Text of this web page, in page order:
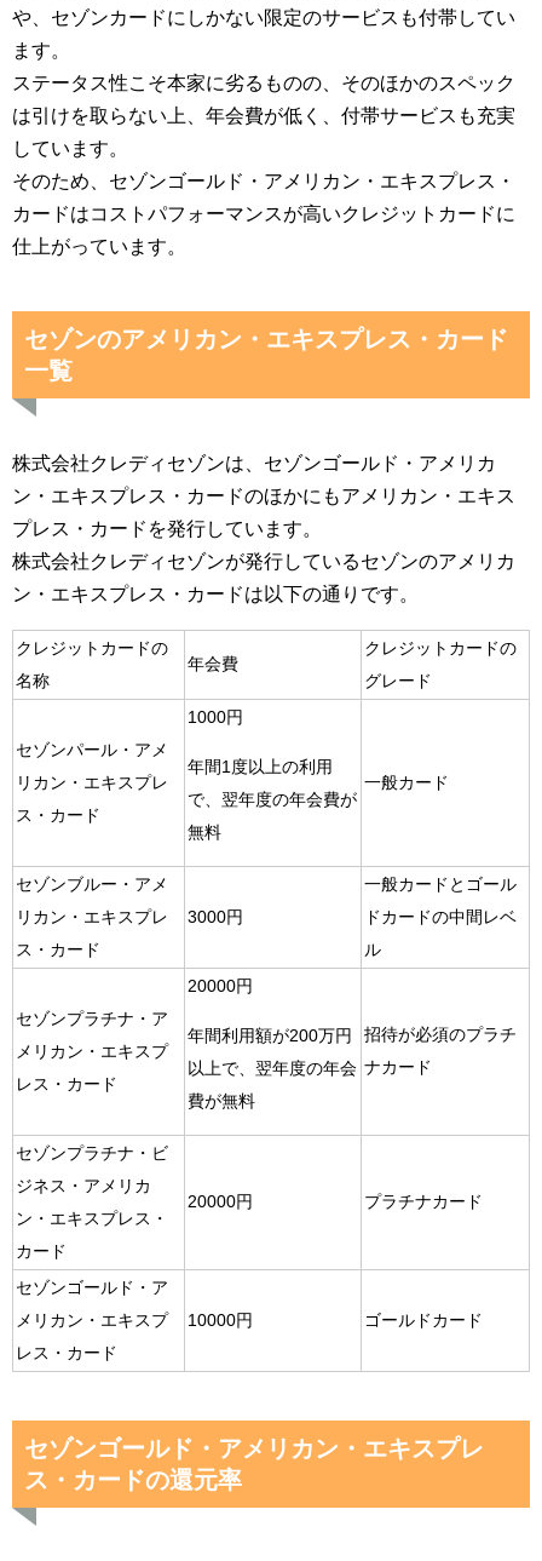
や、セゾンカードにしかない限定のサービスも付帯してい
ます。
ステータス性こそ本家に劣るものの、そのほかのスペック
は引けを取らない上、年会費が低く、付帯サービスも充実
しています。
そのため、セゾンゴールド・アメリカン・エキスプレス・
カードはコストパフォーマンスが高いクレジットカードに
仕上がっています。
セゾンのアメリカン・エキスプレス・カード
一覧
株式会社クレディセゾンは、セゾンゴールド・アメリカ
ン・エキスプレス・カードのほかにもアメリカン・エキス
プレス・カードを発行しています。
株式会社クレディセゾンが発行しているセゾンのアメリカ
ン・エキスプレス・カードは以下の通りです。
クレジットカードの
名称
年会費
クレジットカードの
グレード
セゾンパール・アメ
リカン・エキスプレ
ス・カード
1000円
年間1度以上の利用
で、翌年度の年会費が
無料
一般カード
セゾンブルー・アメ
リカン・エキスプレ
ス・カード
3000円
一般カードとゴール
ドカードの中間レベ
ル
セゾンプラチナ・ア
メリカン・エキスプ
レス・カード
20000円
年間利用額が200万円
以上で、翌年度の年会
費が無料
招待が必須のプラチ
ナカード
セゾンプラチナ・ビ
ジネス・アメリカ
ン・エキスプレス・
カード
20000円 プラチナカード
セゾンゴールド・ア
メリカン・エキスプ
レス・カード
10000円 ゴールドカード
セゾンゴールド・アメリカン・エキスプレ
ス・カードの還元率